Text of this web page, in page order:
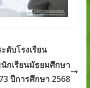
ดับโรงเรียน
กเรียนมัธยมศึกษา
ปีการศึกษา 2568